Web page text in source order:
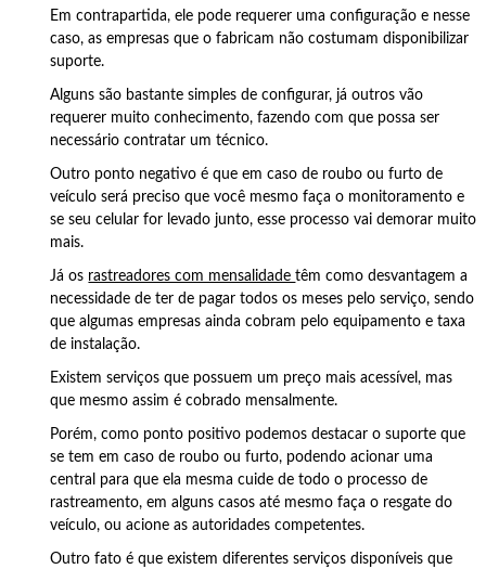
Em contrapartida, ele pode requerer uma configuração e nesse
caso, as empresas que o fabricam não costumam disponibilizar
suporte.
Alguns são bastante simples de configurar, já outros vão
requerer muito conhecimento, fazendo com que possa ser
necessário contratar um técnico.
Outro ponto negativo é que em caso de roubo ou furto de
veículo será preciso que você mesmo faça o monitoramento e
se seu celular for levado junto, esse processo vai demorar muito
mais.
Já os rastreadores com mensalidadetêm como desvantagem a
necessidade de ter de pagar todos os meses pelo serviço, sendo
que algumas empresas ainda cobram pelo equipamento e taxa
de instalação.
Existem serviços que possuem um preço mais acessível, mas
que mesmo assim é cobrado mensalmente.
Porém, como ponto positivo podemos destacar o suporte que
se tem em caso de roubo ou furto, podendo acionar uma
central para que ela mesma cuide de todo o processo de
rastreamento, em alguns casos até mesmo faça o resgate do
veículo, ou acione as autoridades competentes.
Outro fato é que existem diferentes serviços disponíveis que